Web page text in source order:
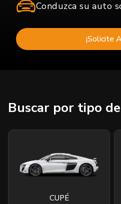
Conduzca su auto
¡Solicite
Buscar por tipo
CUPÉ